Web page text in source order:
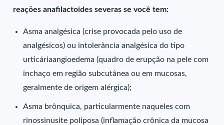
reações anafilactoides severas se você tem:
Asma analgésica (crise provocada pelo uso de
analgésicos) ou intolerância analgésica do tipo
urticáriaangioedema (quadro de erupção na pele com
inchaço em região subcutânea ou em mucosas,
geralmente de origem alérgica);
Asma brônquica, particularmente naqueles com
rinossinusite poliposa (inflamação crônica da mucosa